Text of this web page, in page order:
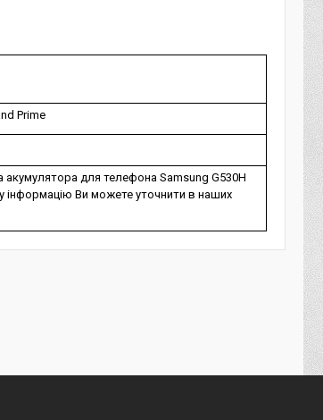
Prime
акумулятора для телефона Samsung G530H
інформацію Ви можете уточнити в наших